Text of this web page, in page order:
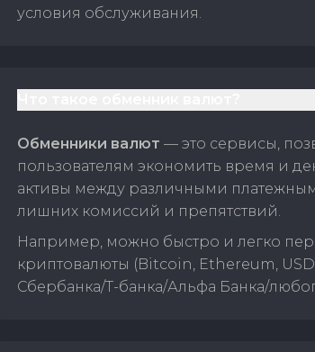
условия обслуживания.
Обменники валют — это сервисы,
пользователям экономить время и
активы между различными
лишних комиссий и препятствий.
Например, можно быстро и легко
криптовалюты (Bitcoin, Ethereum,
Сбербанка/Т-банка/Альфа Банка/